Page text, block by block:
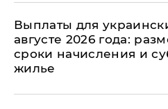
Выплаты для
августе 2026 года:
сроки начисления и
жилье